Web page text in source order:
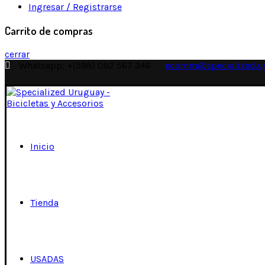
Ingresar / Registrarse
Carrito de compras
cerrar
Inicio
Tienda
USADAS